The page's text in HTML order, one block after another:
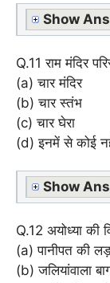
Show
Q.11 राम मंदिर
(a) चार मंदिर
(b) चार स्तंभ
(c) चार घेरा
(d) इनमें से कोई
Show
Q.12 अयोध्या की
(a) पानीपत की
(b) जलियांवाला